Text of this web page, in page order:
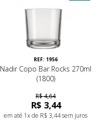
REF: 1956
Nadir Copo Bar Rocks 270ml
(1800)
R$ 4,64
R$ 3,44
em até 1x de R$ 3,44 sem juros